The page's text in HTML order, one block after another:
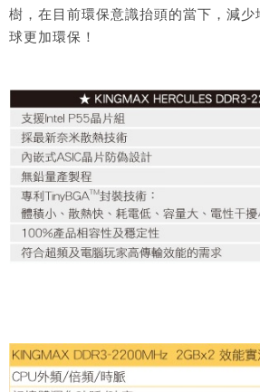
樹，在目前環保意識抬頭的當下，減
球更加環保！